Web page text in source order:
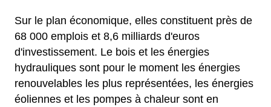
Sur le plan économique, elles constituent près de
68 000 emplois et 8,6 milliards d'euros
d'investissement. Le bois et les énergies
hydrauliques sont pour le moment les énergies
renouvelables les plus représentées, les énergies
éoliennes et les pompes à chaleur sont en